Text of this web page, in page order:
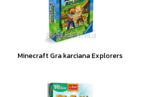
Minecraft Gra karciana Explorers